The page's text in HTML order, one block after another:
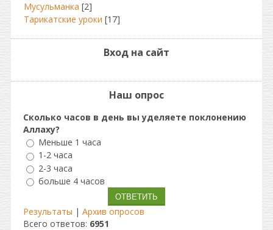
Мусульманка [2]
Тарикатские уроки [17]
Вход на сайт
Наш опрос
Сколько часов в день вы уделяете поклонению
Аллаху?
Меньше 1 часа
1-2 часа
2-3 часа
больше 4 часов
Результаты | Архив опросов
Всего ответов: 6951